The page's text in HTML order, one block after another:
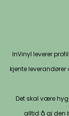
InVinyl leverer
kjente leverandører
Det skal være
alltid å gi den